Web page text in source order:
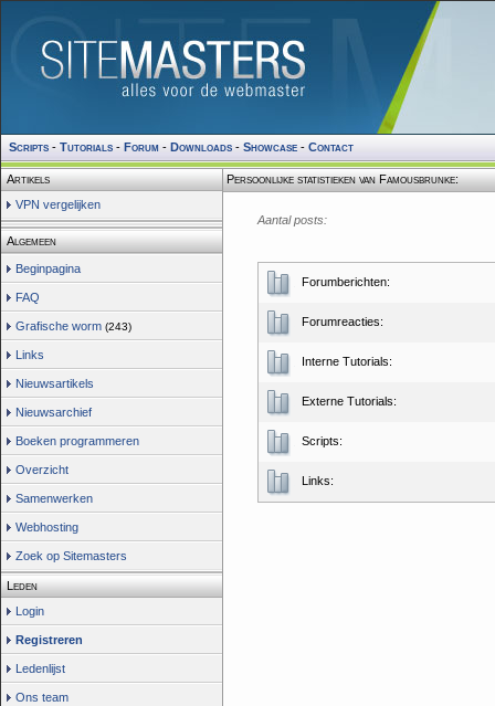
Scripts - Tutorials - Forum - Downloads - Showcase - Contact
Artikels
VPN vergelijken
Algemeen
Beginpagina
FAQ
Grafische worm (243)
Links
Nieuwsartikels
Nieuwsarchief
Boeken programmeren
Overzicht
Samenwerken
Webhosting
Zoek op Sitemasters
Leden
Login
Registreren
Ledenlijst
Ons team
Persoonlijke statistieken van Famousbrunke:
Aantal posts:
Forumberichten:
Forumreacties:
Interne Tutorials:
Externe Tutorials:
Scripts:
Links: